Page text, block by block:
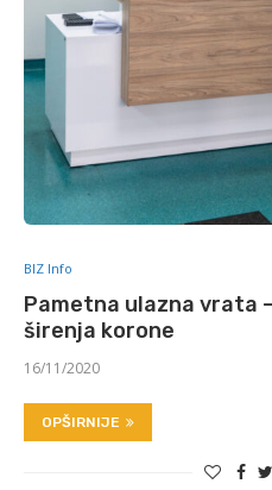
BIZ Info
Pametna ulazna vrata
širenja korone
16/11/2020
OPŠIRNIJE